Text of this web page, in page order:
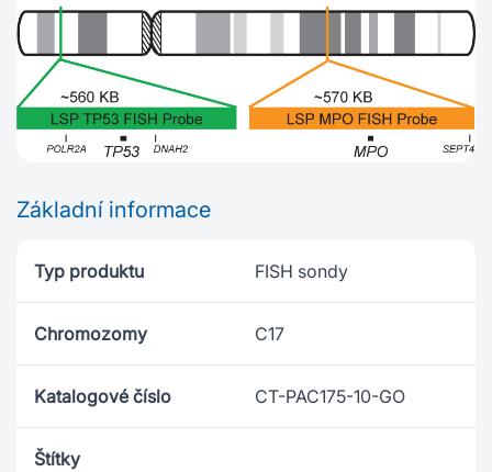
Základní informace
Typ produktu FISH sondy
Chromozomy C17
Katalogové číslo CT-PAC175-10-GO
Štítky